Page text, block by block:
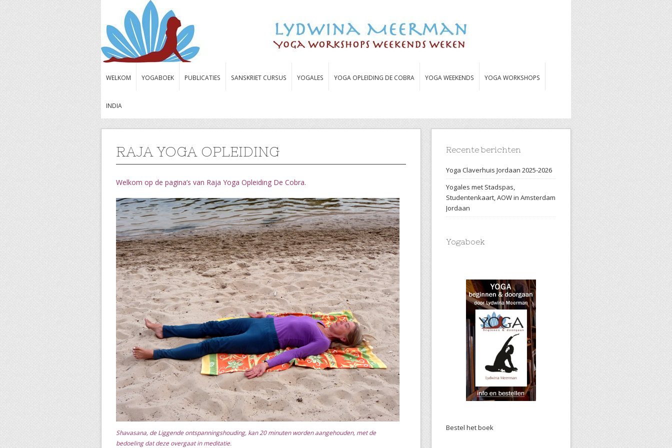
WELKOM YOGABOEK PUBLICATIES SANSKRIET CURSUS YOGALES YOGA OPLEIDING DE COBRA YOGA WEEKENDS YOGA WORKSHOPS
INDIA
RAJA YOGA OPLEIDING
Welkom op de pagina’s van Raja Yoga Opleiding De Cobra.
Shavasana, de Liggende ontspanningshouding, kan 20 minuten worden aangehouden, met de
bedoeling dat deze overgaat in meditatie.
Recente berichten
Yoga Claverhuis Jordaan 2025-2026
Yogales met Stadspas,
Studentenkaart, AOW in Amsterdam
Jordaan
Yogaboek
Bestel het boek